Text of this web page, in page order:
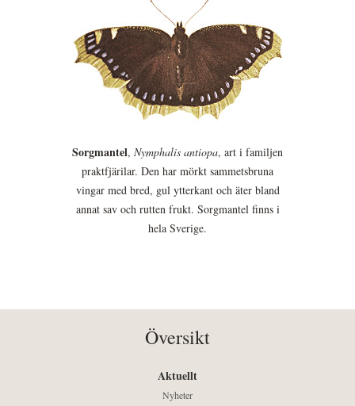
Sorgmantel, Nymphalis antiopa, art i familjen
praktfjärilar. Den har mörkt sammetsbruna
vingar med bred, gul ytterkant och äter bland
annat sav och rutten frukt. Sorgmantel finns i
hela Sverige.
Översikt
Aktuellt
Nyheter